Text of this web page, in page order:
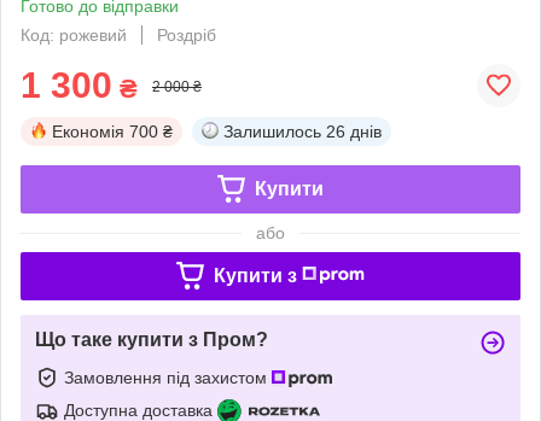
Готово до відправки
Код: рожевий
Роздріб
1 300 ₴ 2 000 ₴
Економія 700 ₴ Залишилось 26 днів
Купити
або
Купити з
Що таке купити з Пром?
Замовлення під захистом
Доступна доставка